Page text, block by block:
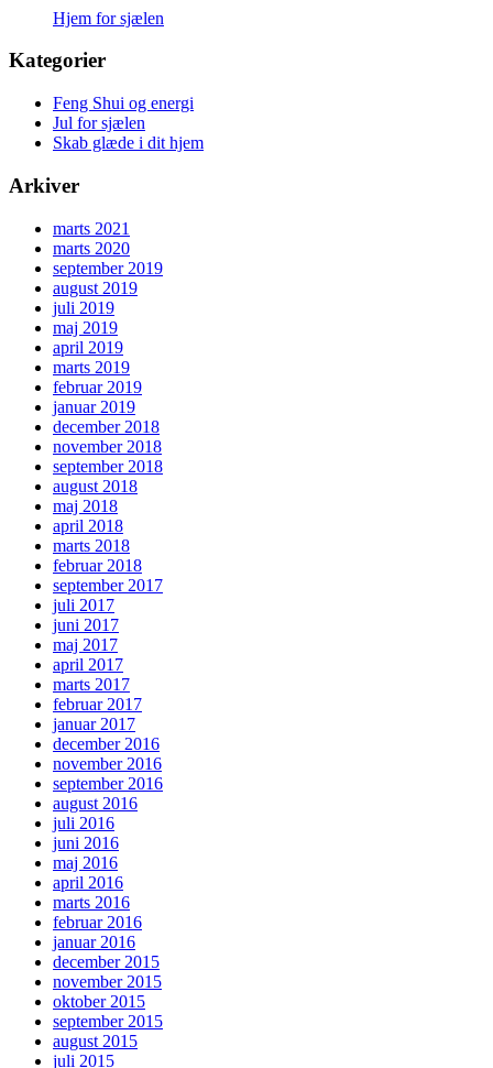
Hjem for sjælen
Kategorier
Feng Shui og energi
Jul for sjælen
Skab glæde i dit hjem
Arkiver
marts 2021
marts 2020
september 2019
august 2019
juli 2019
maj 2019
april 2019
marts 2019
februar 2019
januar 2019
december 2018
november 2018
september 2018
august 2018
maj 2018
april 2018
marts 2018
februar 2018
september 2017
juli 2017
juni 2017
maj 2017
april 2017
marts 2017
februar 2017
januar 2017
december 2016
november 2016
september 2016
august 2016
juli 2016
juni 2016
maj 2016
april 2016
marts 2016
februar 2016
januar 2016
december 2015
november 2015
oktober 2015
september 2015
august 2015
juli 2015